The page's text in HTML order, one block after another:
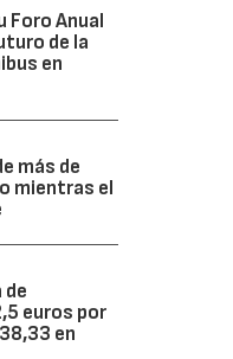
Foro Anual
de la
en
más de
mientras el
de
euros por
en